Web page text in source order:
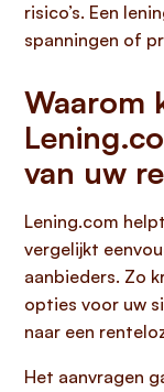
risico’s. Een
spanningen of
Waarom
van uw
Lening.com
vergelijkt
aanbieders. Zo
opties voor uw
naar een
Het aanvragen